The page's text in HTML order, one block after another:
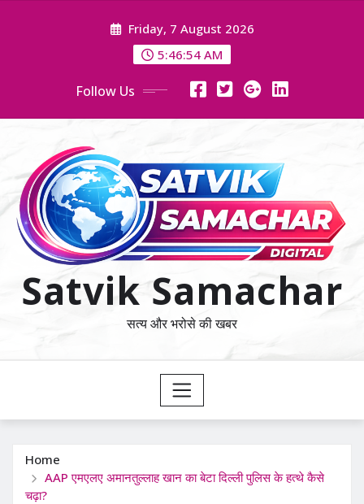
Friday, 7 August 2026
5:46:55 AM
Follow Us
Satvik Samachar
सत्य और भरोसे की खबर
Home
AAP एमएलए अमानतुल्लाह खान का बेटा दिल्ली पुलिस के हत्थे कैसे
चढ़ा?